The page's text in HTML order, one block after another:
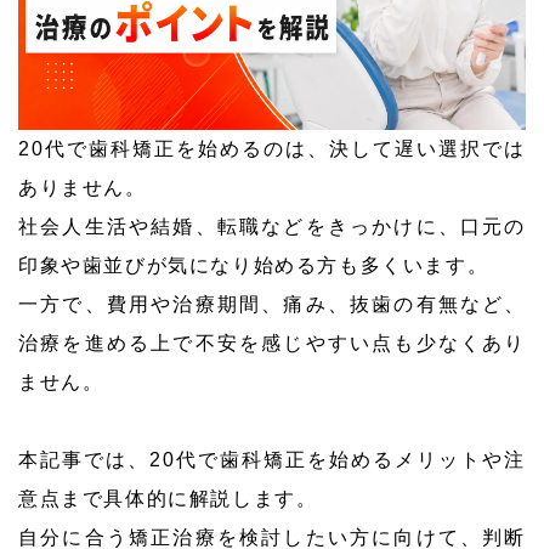
20代で歯科矯正を始めるのは、決して遅い選択では
ありません。
社会人生活や結婚、転職などをきっかけに、口元の
印象や歯並びが気になり始める方も多くいます。
一方で、費用や治療期間、痛み、抜歯の有無など、
治療を進める上で不安を感じやすい点も少なくあり
ません。
本記事では、20代で歯科矯正を始めるメリットや注
意点まで具体的に解説します。
自分に合う矯正治療を検討したい方に向けて、判断